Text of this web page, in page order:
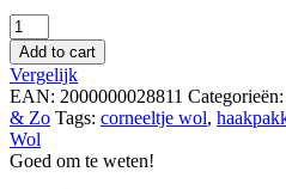
Haakpakket
-
Tas
Double
face
aantal
Add to cart
Vergelijk
EAN: 2000000028811 Categorieën:
& Zo Tags: corneeltje wol,
Wol
Goed om te weten!